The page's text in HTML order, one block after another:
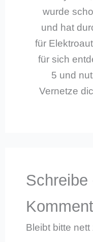
wurde
und hat
für
für sich
5 und
Vernetze
Schreibe
Bleibt bitte